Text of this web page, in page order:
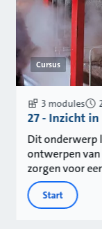
Cursus
3 modules
27 - Inzicht
Dit onderwerp
ontwerpen
zorgen voor
Start